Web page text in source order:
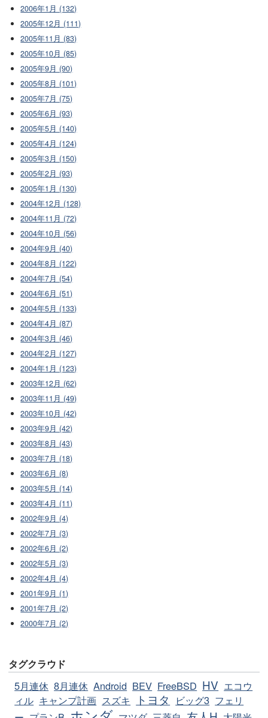
2006年1月 (132)
2005年12月 (111)
2005年11月 (83)
2005年10月 (85)
2005年9月 (90)
2005年8月 (101)
2005年7月 (75)
2005年6月 (93)
2005年5月 (140)
2005年4月 (124)
2005年3月 (150)
2005年2月 (93)
2005年1月 (130)
2004年12月 (128)
2004年11月 (72)
2004年10月 (56)
2004年9月 (40)
2004年8月 (122)
2004年7月 (54)
2004年6月 (51)
2004年5月 (133)
2004年4月 (87)
2004年3月 (46)
2004年2月 (127)
2004年1月 (123)
2003年12月 (62)
2003年11月 (49)
2003年10月 (42)
2003年9月 (42)
2003年8月 (43)
2003年7月 (18)
2003年6月 (8)
2003年5月 (14)
2003年4月 (11)
2002年9月 (4)
2002年7月 (3)
2002年6月 (2)
2002年5月 (3)
2002年4月 (4)
2001年9月 (1)
2001年7月 (2)
2000年7月 (2)
タグクラウド
5月連休 8月連休 Android BEV FreeBSD HV エコウ
ィル キャンプ計画 スズキ トヨタ ビッグ3 フェリ